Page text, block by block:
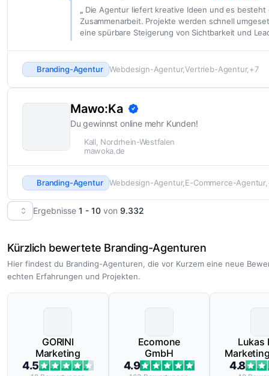
Die Agentur liefert kreative Ideen und es besteht
Zusammenarbeit. Projekte werden schnell
eine spürbare Steigerung von Sichtbarkeit und
Branding-Agentur Webdesign-Agentur Vertrieb-Agentur +7
Mawo:Ka
Du gewinnst online mehr Kunden!
Kall, Nordrhein-Westfalen
mawoka.de
Branding-Agentur Webdesign-Agentur E-Commerce-Agentur
Ergebnisse 1 - 10 von 9.332
Kürzlich bewertete Branding-Agenturen
Hier findest du Branding-Agenturen, die vor Kurzem eine neue
echten Erfahrungen und Projekten.
GORINI
Marketing
4.5
Ecomone
GmbH
4.9
Lukas
4.8